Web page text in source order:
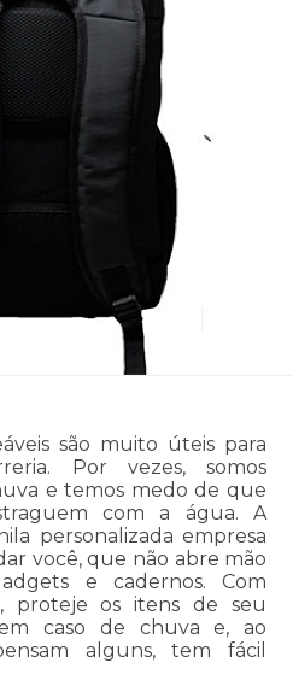
são muito úteis para
Por vezes, somos
e temos medo de que
com a água. A
personalizada empresa
você, que não abre mão
e cadernos. Com
proteje os itens de seu
caso de chuva e, ao
alguns, tem fácil